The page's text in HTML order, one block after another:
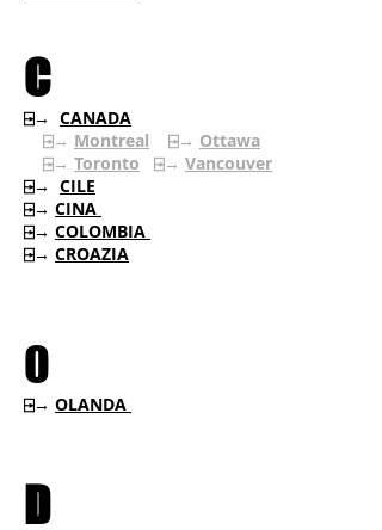
C
⍈→ CANADA
⍈→ Montreal ⍈→ Ottawa
⍈→ Toronto ⍈→ Vancouver
⍈→ CILE
⍈→ CINA
⍈→ COLOMBIA
⍈→ CROAZIA
O
⍈→ OLANDA
D